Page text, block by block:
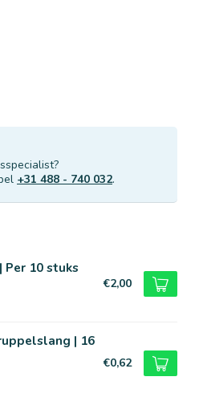
+31 488 - 740 032.
10 stuks
€2,00
| 16
€0,62